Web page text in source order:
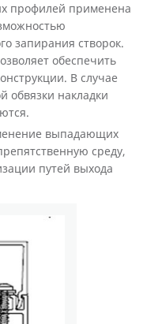
профилей применена
запирания створок.
обеспечить
В случае
обвязки накладки
выпадающих
среду,
путей выхода